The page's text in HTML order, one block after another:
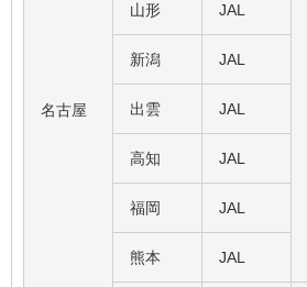
名古屋
山形 JAL
新潟 JAL
出雲 JAL
高知 JAL
福岡 JAL
熊本 JAL